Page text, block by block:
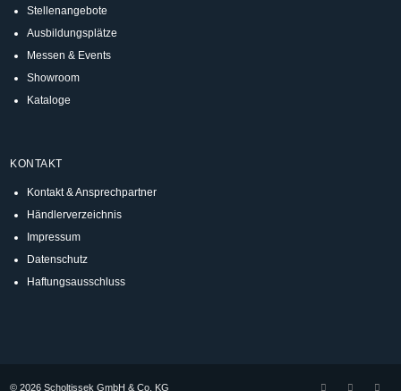
Stellenangebote
Ausbildungsplätze
Messen & Events
Showroom
Kataloge
KONTAKT
Kontakt & Ansprechpartner
Händlerverzeichnis
Impressum
Datenschutz
Haftungsausschluss
© 2026 Scholtissek GmbH & Co. KG